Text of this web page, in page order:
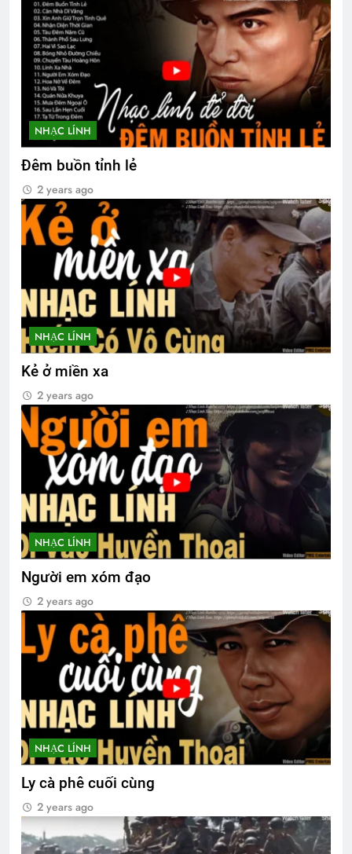
NHẠC LÍNH
Đêm buồn tỉnh lẻ
2 years ago
NHẠC LÍNH
Kẻ ở miền xa
2 years ago
NHẠC LÍNH
Người em xóm đạo
2 years ago
NHẠC LÍNH
Ly cà phê cuối cùng
2 years ago